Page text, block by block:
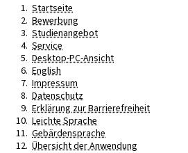
Startseite
Bewerbung
Studienangebot
Service
Desktop-PC-Ansicht
English
Impressum
Datenschutz
Erklärung zur Barrierefreiheit
Leichte Sprache
Gebärdensprache
Übersicht der Anwendung